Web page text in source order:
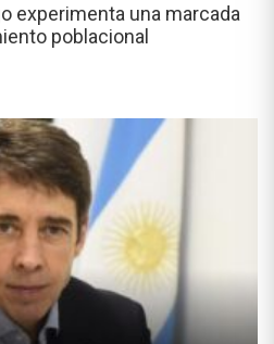
experimenta una marcada
poblacional